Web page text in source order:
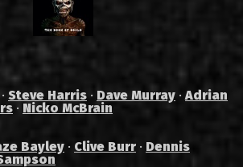
· Steve Harris · Dave Murray ·Adrian
· Nicko McBrain
Bayley · Clive Burr · Dennis